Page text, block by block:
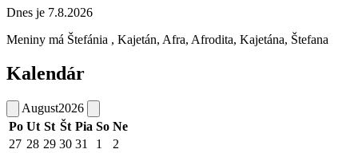
Dnes je 7.8.2026
Meniny má Štefánia , Kajetán, Afra, Afrodita, Kajetána, Štefana
Kalendár
August2026
Po Ut St Št Pia So Ne
27 28 29 30 31 1
2